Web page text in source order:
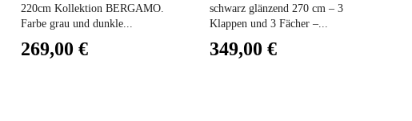
220cm Kollektion BERGAMO.
Farbe grau und dunkle...
269,00 €
schwarz glänzend 270 cm – 3
Klappen und 3 Fächer –...
349,00 €